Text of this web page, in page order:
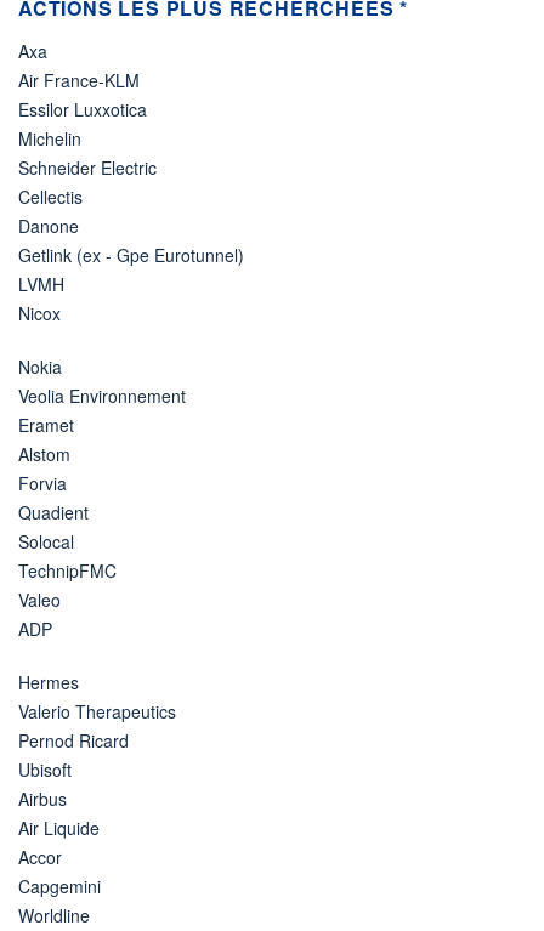
ACTIONS LES PLUS RECHERCHÉES *
Axa
Air France-KLM
Essilor Luxxotica
Michelin
Schneider Electric
Cellectis
Danone
Getlink (ex - Gpe Eurotunnel)
LVMH
Nicox
Nokia
Veolia Environnement
Eramet
Alstom
Forvia
Quadient
Solocal
TechnipFMC
Valeo
ADP
Hermes
Valerio Therapeutics
Pernod Ricard
Ubisoft
Airbus
Air Liquide
Accor
Capgemini
Worldline